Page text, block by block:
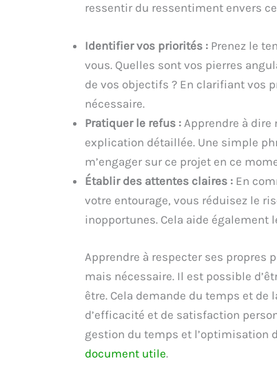
ressentir du ressentiment envers
Identifier vos priorités : Prenez le
vous. Quelles sont vos pierres
de vos objectifs ? En clarifiant vos
nécessaire.
Pratiquer le refus : Apprendre à dire
explication détaillée. Une simple
m’engager sur ce projet en ce
Établir des attentes claires : En
votre entourage, vous réduisez le
inopportunes. Cela aide également
Apprendre à respecter ses
mais nécessaire. Il est possible
être. Cela demande du temps et
d’efficacité et de satisfaction
gestion du temps et l’optimisation
document utile.